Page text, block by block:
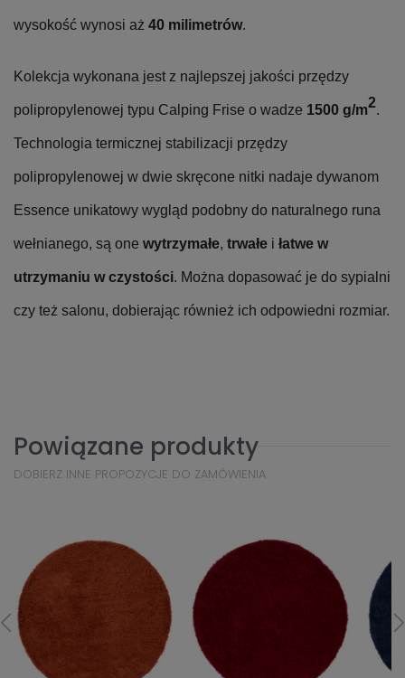
wysokość wynosi aż 40 milimetrów.
Kolekcja wykonana jest z najlepszej jakości przędzy
polipropylenowej typu Calping Frise o wadze 1500 g/m2.
Technologia termicznej stabilizacji przędzy
polipropylenowej w dwie skręcone nitki nadaje dywanom
Essence unikatowy wygląd podobny do naturalnego runa
wełnianego, są one wytrzymałe, trwałe i łatwe w
utrzymaniu w czystości. Można dopasować je do sypialni
czy też salonu, dobierając również ich odpowiedni rozmiar.
Powiązane produkty
DOBIERZ INNE PROPOZYCJE DO ZAMÓWIENIA